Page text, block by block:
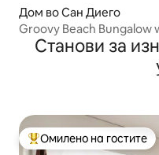
Дом во Сан Диего
Groovy Beach Bungalow
Станови за
Меѓу најуспешните
Омилено на гостите